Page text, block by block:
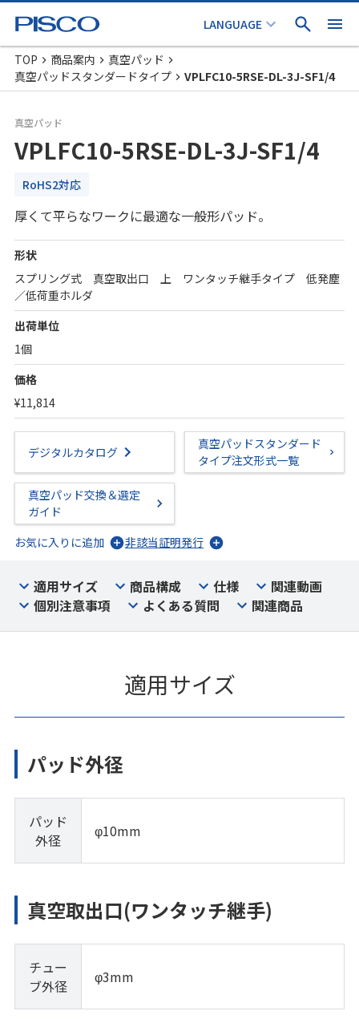
TOP 商品案内
真空パッド
真空パッドスタンダードタイプ
VPLFC10-5RSE-DL-3J-SF1/4
真空パッド
VPLFC10-5RSE-DL-3J-SF1/4
RoHS2対応
厚くて平らなワークに最適な一般形パッド。
形状
スプリング式 真空取出口 上 ワンタッチ継手タイプ 低発塵
／低荷重ホルダ
出荷単位
1個
価格
¥11,814
デジタルカタログ
真空パッドスタンダード
タイプ注文形式一覧
真空パッド交換＆選定
ガイド
お気に入りに追加
非該当証明発行
適用サイズ 商品構成 仕様
関連動画
個別注意事項
よくある質問 関連商品
適用サイズ
パッド外径
パッド
外径
φ10mm
真空取出口(ワンタッチ継手)
チュー
ブ外径
φ3mm